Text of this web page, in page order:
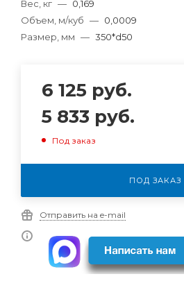
Вес, кг — 0,169
Объем, м/куб — 0,0009
Размер, мм — 350*d50
6 125 руб.
5 833 руб.
Под заказ
ПОД ЗАКАЗ
Отправить на e-mail